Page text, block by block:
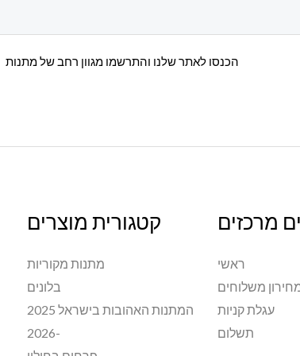
הכנסו לאתר שלנו והתרשמו מגוון רחב של מתנות
מרכזים
ראשי
משלוחים
עגלת קניות
תשלום
קטגורית מוצרים
מתנות מקוריות
בלונים
המתנות האהובות בישראל 2025
-2026